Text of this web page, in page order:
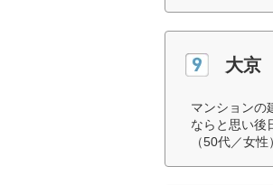
大京
マンションの
ならと思い後
（50代／女性）